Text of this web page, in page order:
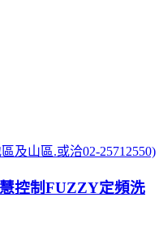
及山區.或洽02-25712550)
控制FUZZY定頻洗